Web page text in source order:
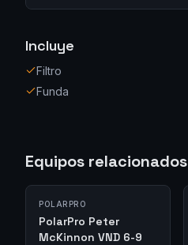
Incluye
Filtro
Funda
Equipos relacionados
POLARPRO
PolarPro Peter
McKinnon VND 6-9